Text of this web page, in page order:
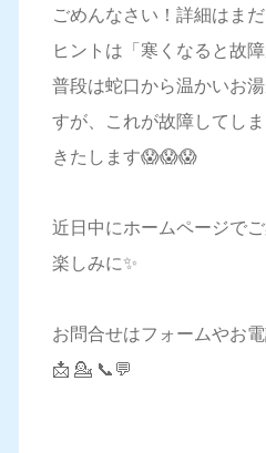
ごめんなさい！詳細はま
ヒントは「寒くなると故
普段は蛇口から温かいお
すが、これが故障してし
きたします😱😱😱
近日中にホームページで
楽しみに✨
お問合せはフォームやお
📩 💁 📞💬